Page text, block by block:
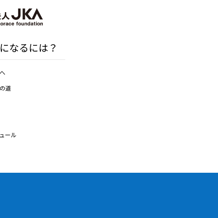
なるには？
道
ール